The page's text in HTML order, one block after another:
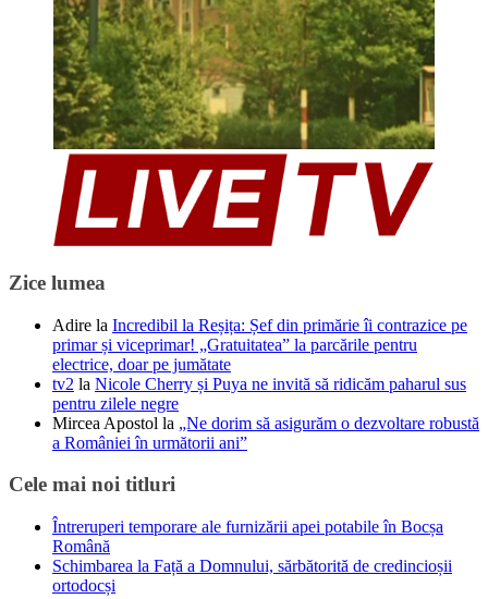
Zice lumea
Adire la Incredibil la Reșița: Șef din primărie îi contrazice pe
primar și viceprimar! „Gratuitatea” la parcările pentru
electrice, doar pe jumătate
tv2 la Nicole Cherry și Puya ne invită să ridicăm paharul sus
pentru zilele negre
Mircea Apostol la „Ne dorim să asigurăm o dezvoltare robustă
a României în următorii ani”
Cele mai noi titluri
Întreruperi temporare ale furnizării apei potabile în Bocșa
Română
Schimbarea la Față a Domnului, sărbătorită de credincioșii
ortodocși